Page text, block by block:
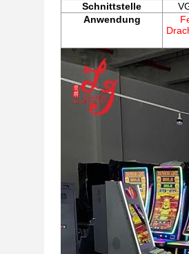
Schnittstelle
Anwendung